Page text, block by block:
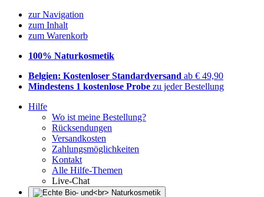
zur Navigation
zum Inhalt
zum Warenkorb
100% Naturkosmetik
Belgien: Kostenloser Standardversand ab € 49,90
Mindestens 1 kostenlose Probe zu jeder Bestellung
Hilfe
Wo ist meine Bestellung?
Rücksendungen
Versandkosten
Zahlungsmöglichkeiten
Kontakt
Alle Hilfe-Themen
Live-Chat